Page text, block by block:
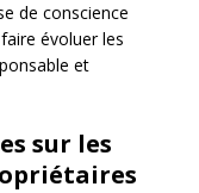
de conscience
évoluer les
et
sur les